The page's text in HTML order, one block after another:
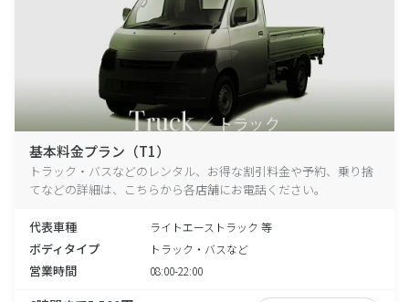
基本料金プラン（T1）
トラック・バスなどのレンタル、お得な割引料金や予約、乗り捨
てなどの詳細は、こちらから各店舗にお電話ください。
代表車種 ライトエーストラック 等
ボディタイプ トラック・バスなど
営業時間 08:00-22:00